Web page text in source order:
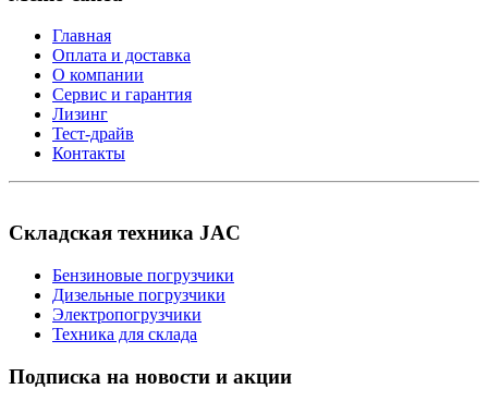
Главная
Оплата и доставка
О компании
Сервис и гарантия
Лизинг
Тест-драйв
Контакты
Складская техника JAC
Бензиновые погрузчики
Дизельные погрузчики
Электропогрузчики
Техника для склада
Подписка на новости и акции